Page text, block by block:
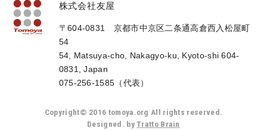
株式会社友屋
〒604-0831 京都市中京区二条通高倉西入松屋町
54
54, Matsuya-cho, Nakagyo-ku, Kyoto-shi 604-
0831, Japan
075-256-1585（代表）
Copyright© 2016 tomoya.org All rights reserved.
Designed. byTratto Brain